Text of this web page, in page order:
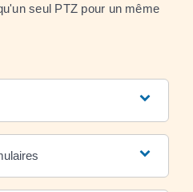
seul PTZ pour un même